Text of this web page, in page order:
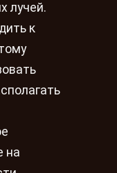
лучей.
к
на